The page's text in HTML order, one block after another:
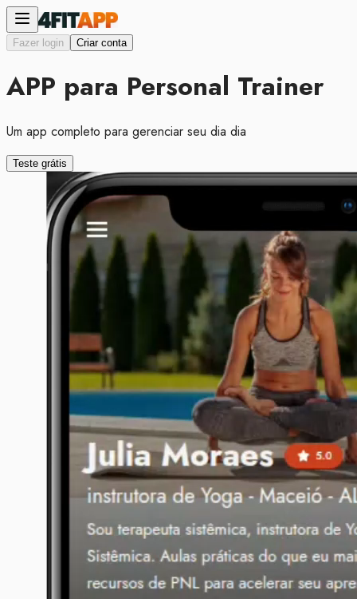
Fazer login Criar conta
APP para Personal Trainer
Um app completo para gerenciar seu dia dia
Teste grátis